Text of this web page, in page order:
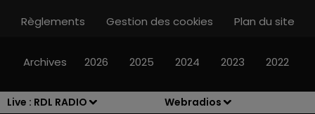
Live : RDL RADIO Webradios
7h00 - 10h00
Règlements
Gestion des cookies Plan du site
Archives 2026 2025 2024 2023 2022